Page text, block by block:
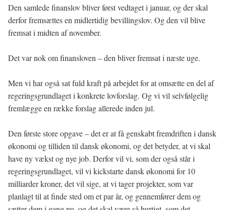
Den samlede finanslov bliver først vedtaget i januar, og der skal
derfor fremsættes en midlertidig bevillingslov. Og den vil blive
fremsat i midten af november.
Det var nok om finansloven – den bliver fremsat i næste uge.
Men vi har også sat fuld kraft på arbejdet for at omsætte en del af
regeringsgrundlaget i konkrete lovforslag. Og vi vil selvfølgelig
fremlægge en række forslag allerede inden jul.
Den første store opgave – det er at få genskabt fremdriften i dansk
økonomi og tilliden til dansk økonomi, og det betyder, at vi skal
have ny vækst og nye job. Derfor vil vi, som der også står i
regeringsgrundlaget, vil vi kickstarte dansk økonomi for 10
milliarder kroner, det vil sige, at vi tager projekter, som var
planlagt til at finde sted om et par år, og gennemfører dem og